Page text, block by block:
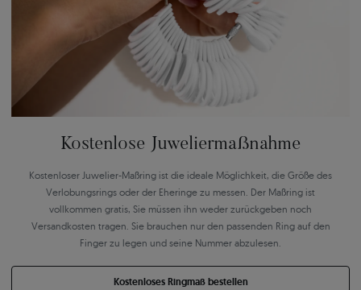
Kostenlose Juweliermaßnahme
Kostenloser Juwelier-Maßring ist die ideale Möglichkeit, die Größe des
Verlobungsrings oder der Eheringe zu messen. Der Maßring ist
vollkommen gratis, Sie müssen ihn weder zurückgeben noch
Versandkosten tragen. Sie brauchen nur den passenden Ring auf den
Finger zu legen und seine Nummer abzulesen.
Kostenloses Ringmaß bestellen